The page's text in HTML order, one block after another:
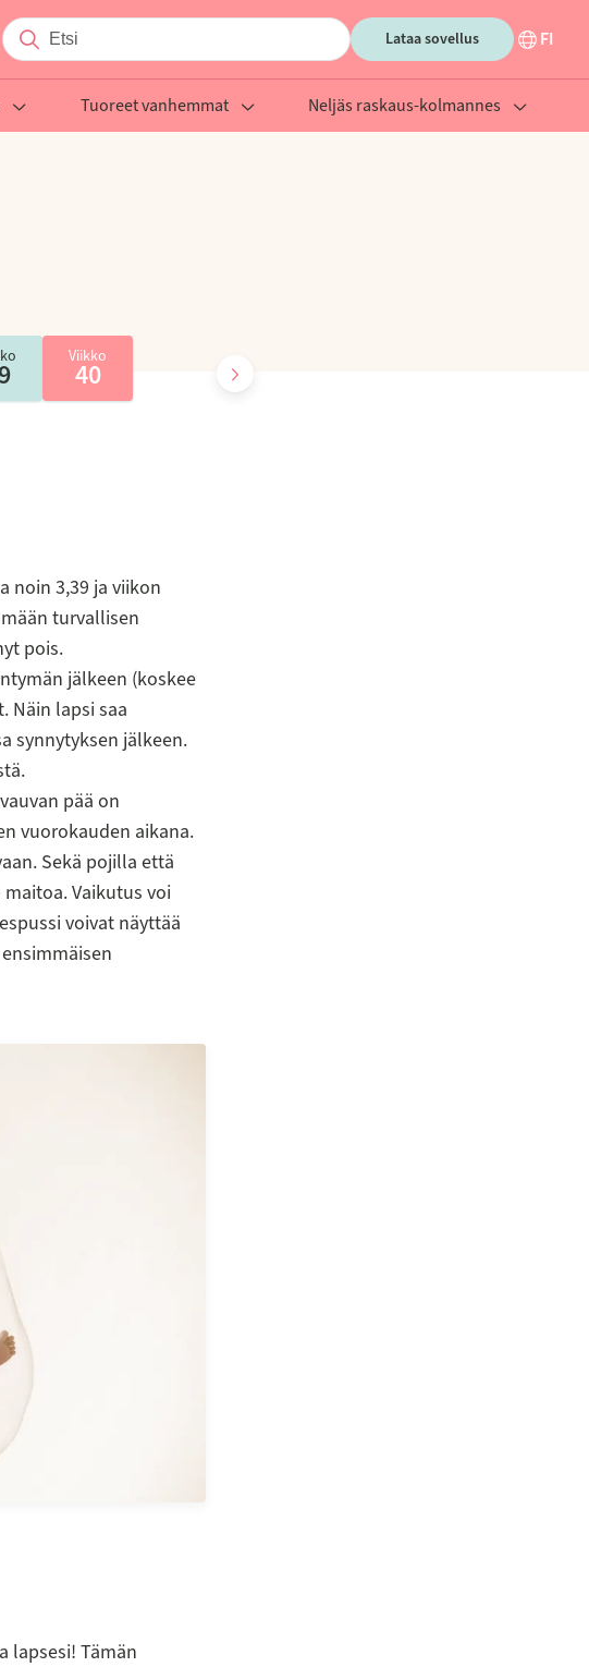
Lataa sovellus FI
Tuoreet vanhemmat Neljäs raskaus-kolmannes
Viikko
40
noin 3,39 ja viikon
turvallisen
pois.
jälkeen (koskee
Näin lapsi saa
synnytyksen jälkeen.
pää on
vuorokauden aikana.
Sekä pojilla että
Vaikutus voi
voivat näyttää
lapsesi! Tämän